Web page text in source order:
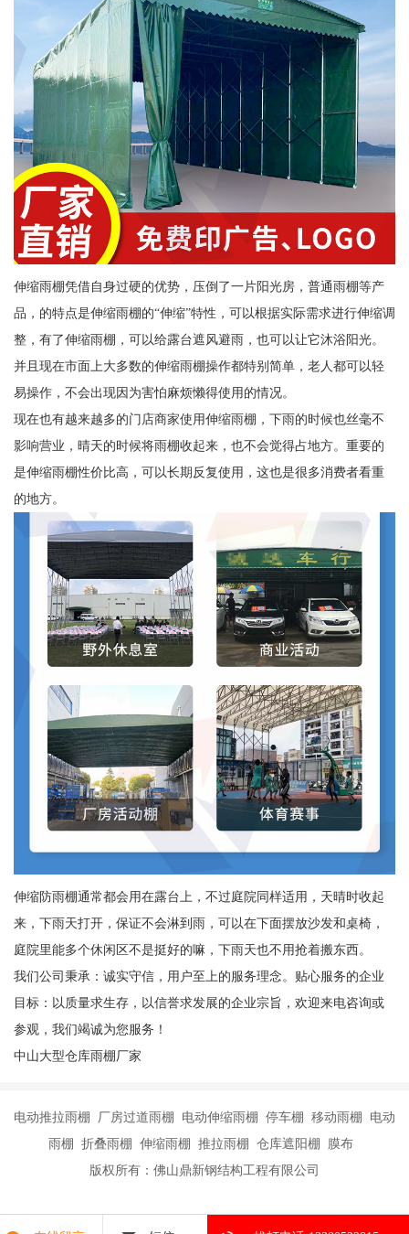
伸缩雨棚凭借自身过硬的优势，压倒了一片阳光房，普通雨棚等产
品，的特点是伸缩雨棚的“伸缩”特性，可以根据实际需求进行伸缩调
整，有了伸缩雨棚，可以给露台遮风避雨，也可以让它沐浴阳光。
并且现在市面上大多数的伸缩雨棚操作都特别简单，老人都可以轻
易操作，不会出现因为害怕麻烦懒得使用的情况。
现在也有越来越多的门店商家使用伸缩雨棚，下雨的时候也丝毫不
影响营业，晴天的时候将雨棚收起来，也不会觉得占地方。重要的
是伸缩雨棚性价比高，可以长期反复使用，这也是很多消费者看重
的地方。
伸缩防雨棚通常都会用在露台上，不过庭院同样适用，天晴时收起
来，下雨天打开，保证不会淋到雨，可以在下面摆放沙发和桌椅，
庭院里能多个休闲区不是挺好的嘛，下雨天也不用抢着搬东西。
我们公司秉承：诚实守信，用户至上的服务理念。贴心服务的企业
目标：以质量求生存，以信誉求发展的企业宗旨，欢迎来电咨询或
参观，我们竭诚为您服务！
中山大型仓库雨棚厂家
电动推拉雨棚 厂房过道雨棚 电动伸缩雨棚 停车棚 移动雨棚 电动
雨棚 折叠雨棚 伸缩雨棚 推拉雨棚 仓库遮阳棚 膜布
版权所有：佛山鼎新钢结构工程有限公司